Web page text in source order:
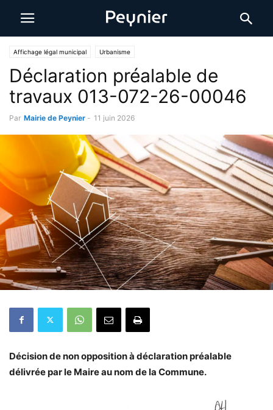
Affichage légal municipal Urbanisme
Déclaration préalable de
travaux 013-072-26-00046
Par Mairie de Peynier - 11 juin 2026
Décision de non opposition à déclaration préalable
délivrée par le Maire au nom de la Commune.